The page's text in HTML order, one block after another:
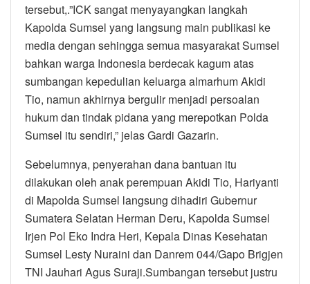
tersebut,.”ICK sangat menyayangkan langkah
Kapolda Sumsel yang langsung main publikasi ke
media dengan sehingga semua masyarakat Sumsel
bahkan warga Indonesia berdecak kagum atas
sumbangan kepedulian keluarga almarhum Akidi
Tio, namun akhirnya bergulir menjadi persoalan
hukum dan tindak pidana yang merepotkan Polda
Sumsel itu sendiri,” jelas Gardi Gazarin.
Sebelumnya, penyerahan dana bantuan itu
dilakukan oleh anak perempuan Akidi Tio, Hariyanti
di Mapolda Sumsel langsung dihadiri Gubernur
Sumatera Selatan Herman Deru, Kapolda Sumsel
Irjen Pol Eko Indra Heri, Kepala Dinas Kesehatan
Sumsel Lesty Nuraini dan Danrem 044/Gapo Brigjen
TNI Jauhari Agus Suraji.Sumbangan tersebut justru